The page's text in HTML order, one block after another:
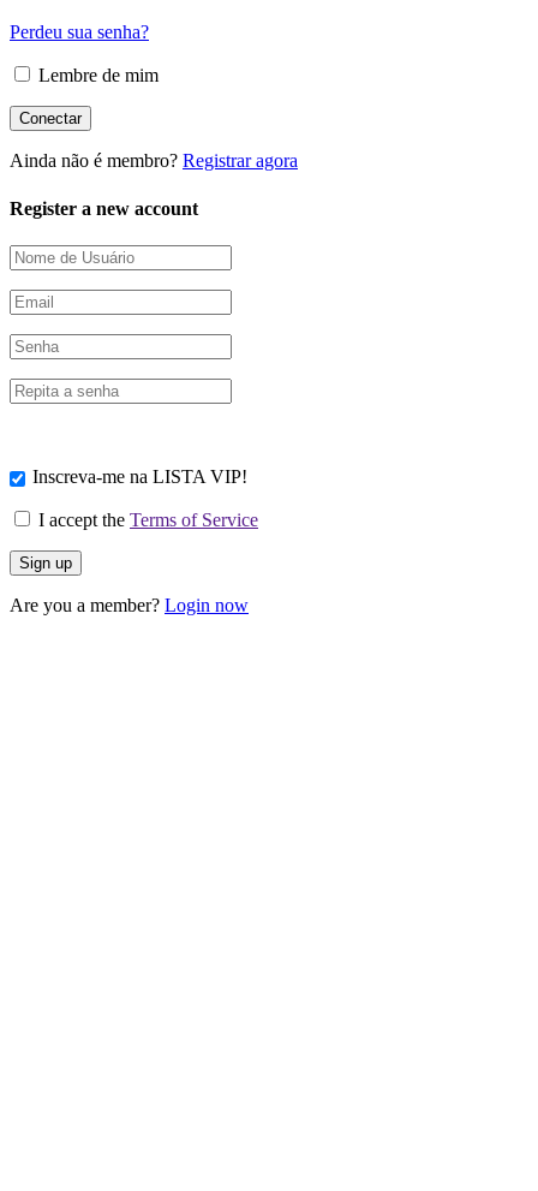
Perdeu sua senha?
Lembre de mim
Ainda não é membro? Registrar agora
Register a new account
Inscreva-me na LISTA VIP!
I accept the Terms of Service
Are you a member? Login now